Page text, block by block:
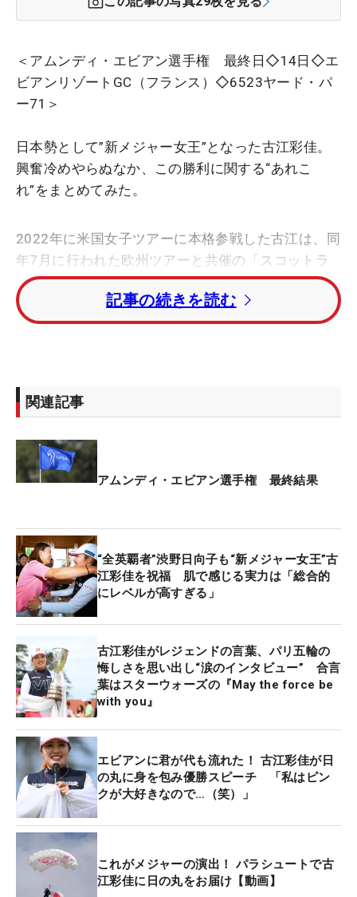
＜アムンディ・エビアン選手権 最終日◇14日◇エ
ビアンリゾートGC（フランス）◇6523ヤード・パ
ー71＞
日本勢として”新メジャー女王”となった古江彩佳。
興奮冷めやらぬなか、この勝利に関する“あれこ
れ”をまとめてみた。
2022年に米国女子ツアーに本格参戦した古江は、同
年7月に行われた欧州ツアーと共催の「スコットラ
ンド女子オープン」以来となる海外ツアー2勝目を
メジャーで達成。今季、米国女子ツアーでの13人目
の優勝者となり、日本人では笹生優花（全米女子オ
これが今大会が13年にメジャー昇格して以降、初の
日本人勝者。なお昇格以前は小林浩美（1997年）と
た、エビアン選手権でメジャー初優勝を果たした6
人目の勝者となり、過去にはキム・ヒョージュ（韓
（オーストラリア）、セリーヌ・ブティエ（フラン
ス）がそれを達成している。
さらに日本勢としては4人目のメジャーチャンピオ
ン。樋口久子（1977年・KPMG女子プロゴルフ選手
権）、渋野日向子（2019年・AIG女子オープン）、
笹生優花（21、24年・全米女子オープン）に続い
た。また米ツアーで複数回優勝を達成したのは、日
本人選手として9人目。樋口久子（3勝）、岡本綾子
（17勝）、小林浩美（4勝）、福嶋晃子（2勝）、宮
里藍（9勝）、野村敏京（3勝）、畑岡奈紗（6
勝）、笹生優花（2勝）が複数優勝を記録してい
る。
この勝利により優勝賞金120万ドル（約1億8900万
円）を獲得し、キャリアにおける獲得賞金が500万
ドル（約7億8900万円）の大台を突破した。さら
記事の続きを読む
関連記事
アムンディ・エビアン選手権 最終結果
“全英覇者”渋野日向子も“新メジャー女王”古
江彩佳を祝福 肌で感じる実力は「総合的
にレベルが高すぎる」
古江彩佳がレジェンドの言葉、パリ五輪の
悔しさを思い出し“涙のインタビュー” 合言
葉はスターウォーズの『May the force be
with you』
エビアンに君が代も流れた！ 古江彩佳が日
の丸に身を包み優勝スピーチ 「私はピン
クが大好きなので…（笑）」
これがメジャーの演出！ パラシュートで古
江彩佳に日の丸をお届け【動画】